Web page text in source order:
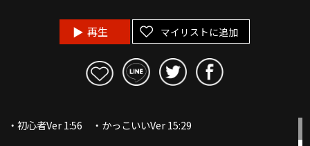
再生 マイリストに追加
・初心者Ver 1:56 ・かっこいいVer 15:29